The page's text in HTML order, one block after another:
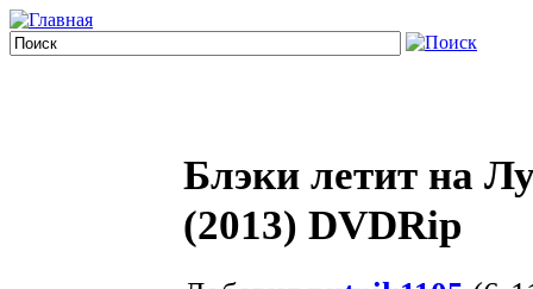
Блэки летит на
(2013) DVDRip